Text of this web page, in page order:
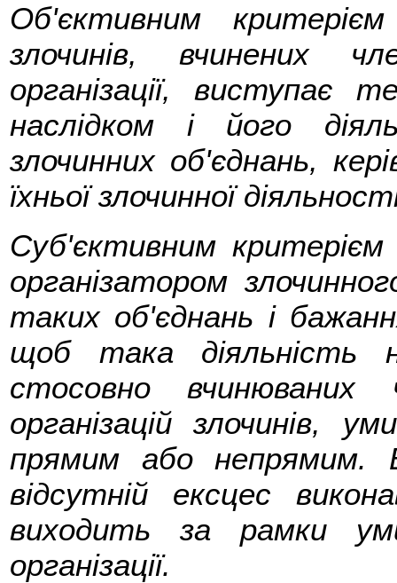
Об'єктивним критерієм
злочинів, вчинених
організації,
наслідком і його
злочинних об'єднань,
їхньої злочинної
Суб'єктивним критерієм
організатором
таких об'єднань і
щоб така діяльність
стосовно
організацій злочинів,
прямим або непрямим.
відсутній ексцес
виходить за рамки
організації.